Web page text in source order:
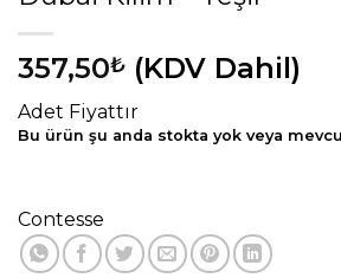
357,50₺ (KDV Dahil)
Adet Fiyattır
Bu ürün şu anda stokta yok veya
Contesse